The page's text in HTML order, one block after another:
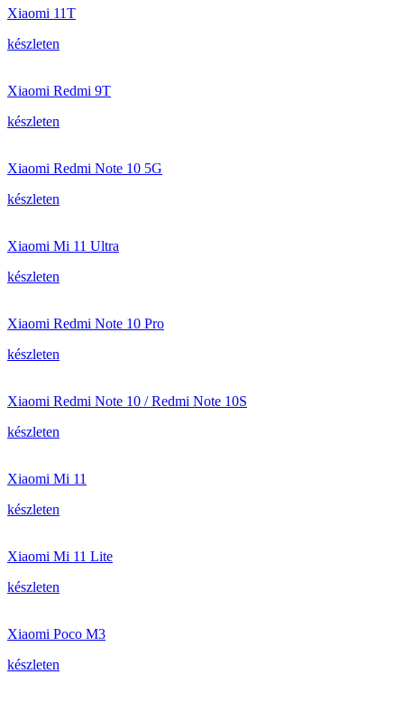
Xiaomi 11T
készleten
Xiaomi Redmi 9T
készleten
Xiaomi Redmi Note 10 5G
készleten
Xiaomi Mi 11 Ultra
készleten
Xiaomi Redmi Note 10 Pro
készleten
Xiaomi Redmi Note 10 / Redmi Note 10S
készleten
Xiaomi Mi 11
készleten
Xiaomi Mi 11 Lite
készleten
Xiaomi Poco M3
készleten